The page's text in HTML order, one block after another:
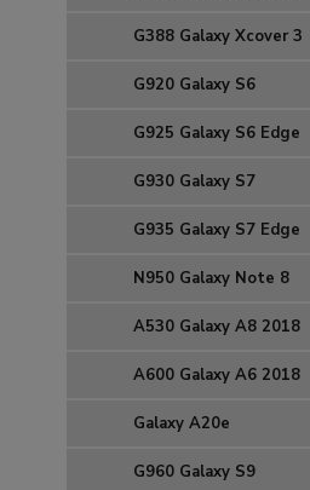
G388 Galaxy Xcover 3
G920 Galaxy S6
G925 Galaxy S6 Edge
G930 Galaxy S7
G935 Galaxy S7 Edge
N950 Galaxy Note 8
A530 Galaxy A8 2018
A600 Galaxy A6 2018
Galaxy A20e
G960 Galaxy S9